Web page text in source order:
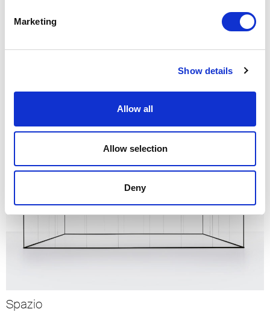
Marketing
Show details
Allow all
Allow selection
Deny
Spazio